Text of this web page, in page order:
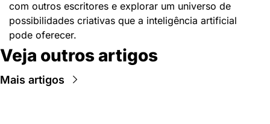
com outros escritores e explorar um universo de
possibilidades criativas que a inteligência artificial
pode oferecer.
Veja outros artigos
Mais artigos